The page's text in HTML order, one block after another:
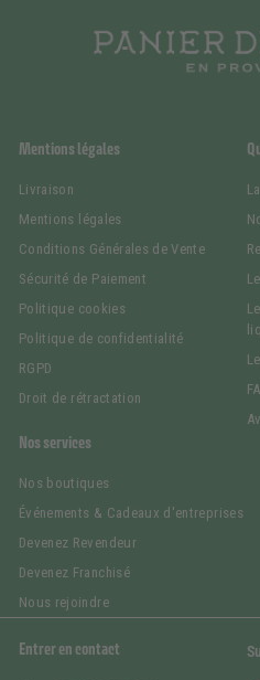
Mentions légales
Livraison
Mentions légales
Conditions Générales de Vente
Sécurité de Paiement
Politique cookies
Politique de confidentialité
RGPD
Droit de rétractation
Nos services
Nos boutiques
Événements & Cadeaux d'entreprises
Devenez Revendeur
Devenez Franchisé
Nous rejoindre
Entrer en contact